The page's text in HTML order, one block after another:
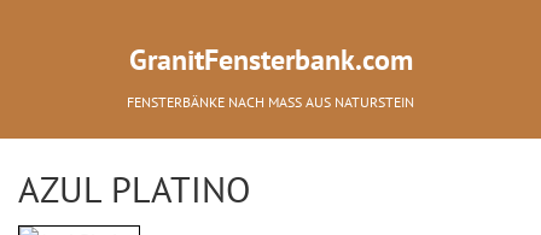
GranitFensterbank.com
FENSTERBÄNKE NACH MASS AUS NATURSTEIN
AZUL PLATINO